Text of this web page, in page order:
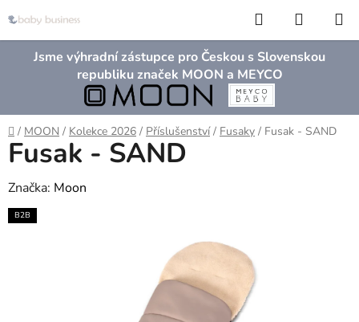
na
obsah
Jsme výhradní zástupce pro Českou s Slovenskou
republiku značek MOON a MEYCO
Hledat
KOŠÍK
Domů
/ MOON / Kolekce 2026 / Příslušenství / Fusaky / Fusak - SAND
Fusak - SAND
Značka: Moon
B2B